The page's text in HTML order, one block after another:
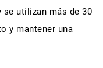
se utilizan más de 30
y mantener una